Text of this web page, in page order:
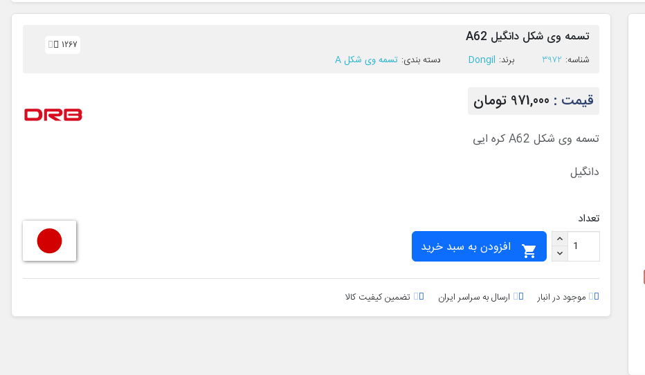
تسمه وی شکل دانگیل A62 1267
ﺷﻨﺎﺳﻪ: 3972 ﺑﺮﻧﺪ: Dongil ﺩﺳﺘﻪ ﺑﻨﺪی: تسمه وی شکل A
قیمت : 971,000 تومان
تسمه وی شکل A62 کره ایی
دانگیل
تعداد

موجود در انبار ارسال به سراسر ایران تضمین کیفیت کالا